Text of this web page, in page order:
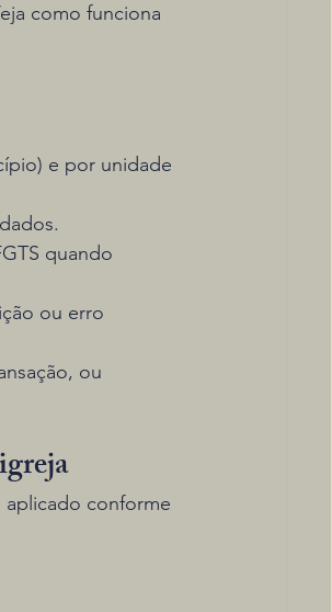
como funciona
e por unidade
quando
ou erro
ou
conforme